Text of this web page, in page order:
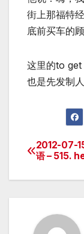
街上那福特
底前买车的
这里的to
也是先发制
Post
2012-07-
语 – 515.